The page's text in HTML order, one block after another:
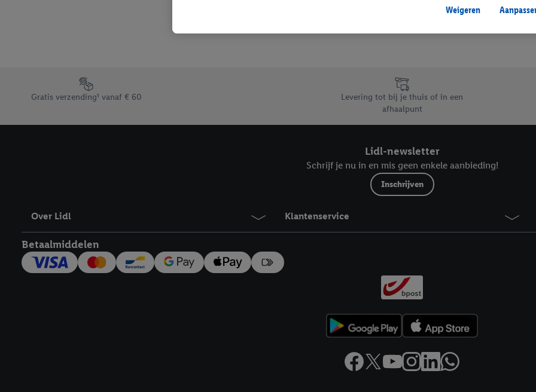
Footerelement met de verschillende USPs van Lidl.be
Gratis verzending¹ vanaf € 60
Levering tot bij je thuis of in een
afhaalpunt
Lidl-newsletter
Schrijf je nu in en mis geen enkele aanbieding!
Inschrijven
Over Lidl Klantenservice
Betaalmiddelen
Als u hiermee akkoord gaat, kunnen advertenties in het kader van retargeting, d.w.z. advertenties
u interesse hebt getoond (bijvoorbeeld door het product in de webshop aan uw winkelmandje
niet te kopen), ook op verschillende apparaten en verschillende Lidl-diensten worden
Onder “Aanpassen” kunt u individuele doeleinden toestaan en meer informatie vinden over de
Door op “weigeren” te klikken, kunt u alleen het gebruik van de noodzakelijke technologieën
“aanvaarden” te klikken, stemt u in met alle verwerkingen voor alle bovengenoemde doeleinden.
Weigeren